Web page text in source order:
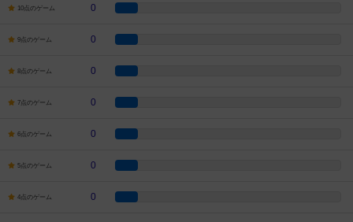
10点のゲーム 0
9点のゲーム 0
8点のゲーム 0
7点のゲーム 0
6点のゲーム 0
5点のゲーム 0
4点のゲーム 0